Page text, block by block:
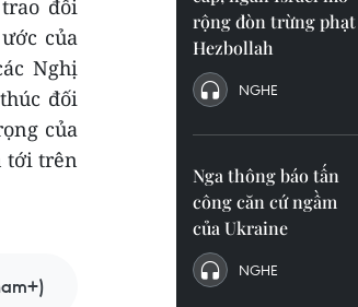
đổi
của
Nghị
đối
của
tới trên
rộng đòn trừng phạt
Hezbollah
NGHE
Nga thông báo tấn
công căn cứ ngầm
của Ukraine
NGHE